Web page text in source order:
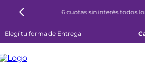
6 cuotas sin interés todos
Elegí tu forma de Entrega